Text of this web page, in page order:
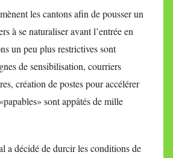
e
i
l
l
e
V
les cantons afin de pousser un
à se naturaliser avant l’entrée en
un peu plus restrictives sont
de sensibilisation, courriers
création de postes pour accélérer
sont appâtés de mille
a décidé de durcir les conditions de